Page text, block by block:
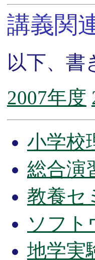
講義関
以下、書
2007年度
小学校
総合演
教養セ
ソフト
地学実